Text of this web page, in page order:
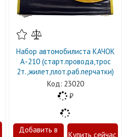
Набор автомобилиста КАЧОК
А-210 (старт.провода,трос
2т.,жилет,плот.раб.перчатки)
23020